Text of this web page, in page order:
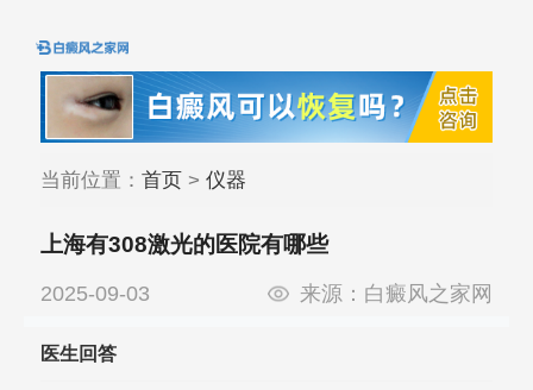
当前位置： 首页> 仪器
上海有308激光的医院有哪些
2025-09-03 来源： 白癜风之家网
医生回答